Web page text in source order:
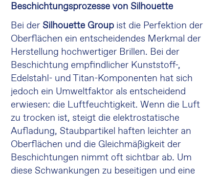
Beschichtungsprozesse von Silhouette
Bei derSilhouette Group ist die Perfektion der
Oberflächen ein entscheidendes Merkmal der
Herstellung hochwertiger Brillen. Bei der
Beschichtung empfindlicher Kunststoff-,
Edelstahl- und Titan-Komponenten hat sich
jedoch ein Umweltfaktor als entscheidend
erwiesen: die Luftfeuchtigkeit. Wenn die Luft
zu trocken ist, steigt die elektrostatische
Aufladung, Staubpartikel haften leichter an
Oberflächen und die Gleichmäßigkeit der
Beschichtungen nimmt oft sichtbar ab. Um
diese Schwankungen zu beseitigen und eine